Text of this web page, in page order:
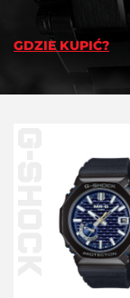
GDZIE KUPIĆ?